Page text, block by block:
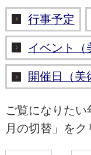
行事予定
イベント（
開催日（美
ご覧になりた
月の切替」をク